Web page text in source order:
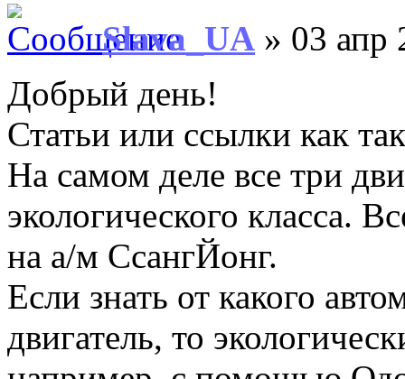
Slava_UA » 03 апр
Добрый день!
Статьи или ссылки как
На самом деле все три
экологического класса.
на а/м СсангЙонг.
Если знать от какого
двигатель, то